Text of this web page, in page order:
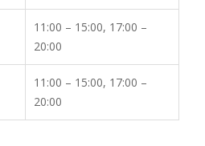
11:00 – 15:00, 17:00 –
20:00
11:00 – 15:00, 17:00 –
20:00